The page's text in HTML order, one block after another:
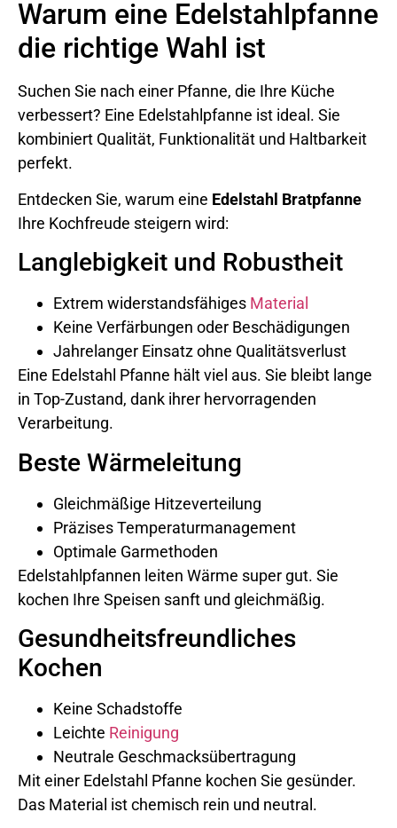
Warum eine Edelstahlpfanne
die richtige Wahl ist
Suchen Sie nach einer Pfanne, die Ihre Küche
verbessert? Eine Edelstahlpfanne ist ideal. Sie
kombiniert Qualität, Funktionalität und Haltbarkeit
perfekt.
Entdecken Sie, warum eine Edelstahl Bratpfanne
Ihre Kochfreude steigern wird:
Langlebigkeit und Robustheit
Extrem widerstandsfähiges Material
Keine Verfärbungen oder Beschädigungen
Jahrelanger Einsatz ohne Qualitätsverlust
Eine Edelstahl Pfanne hält viel aus. Sie bleibt lange
in Top-Zustand, dank ihrer hervorragenden
Verarbeitung.
Beste Wärmeleitung
Gleichmäßige Hitzeverteilung
Präzises Temperaturmanagement
Optimale Garmethoden
Edelstahlpfannen leiten Wärme super gut. Sie
kochen Ihre Speisen sanft und gleichmäßig.
Gesundheitsfreundliches
Kochen
Keine Schadstoffe
Leichte Reinigung
Neutrale Geschmacksübertragung
Mit einer Edelstahl Pfanne kochen Sie gesünder.
Das Material ist chemisch rein und neutral.